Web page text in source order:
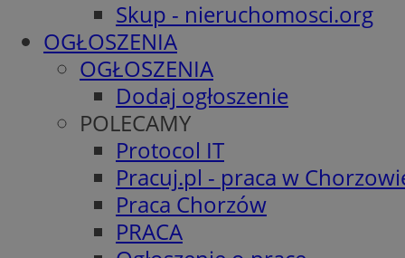
Skup - nieruchomosci.org
OGŁOSZENIA
OGŁOSZENIA
Dodaj ogłoszenie
POLECAMY
Protocol IT
Pracuj.pl - praca w
Praca Chorzów
PRACA